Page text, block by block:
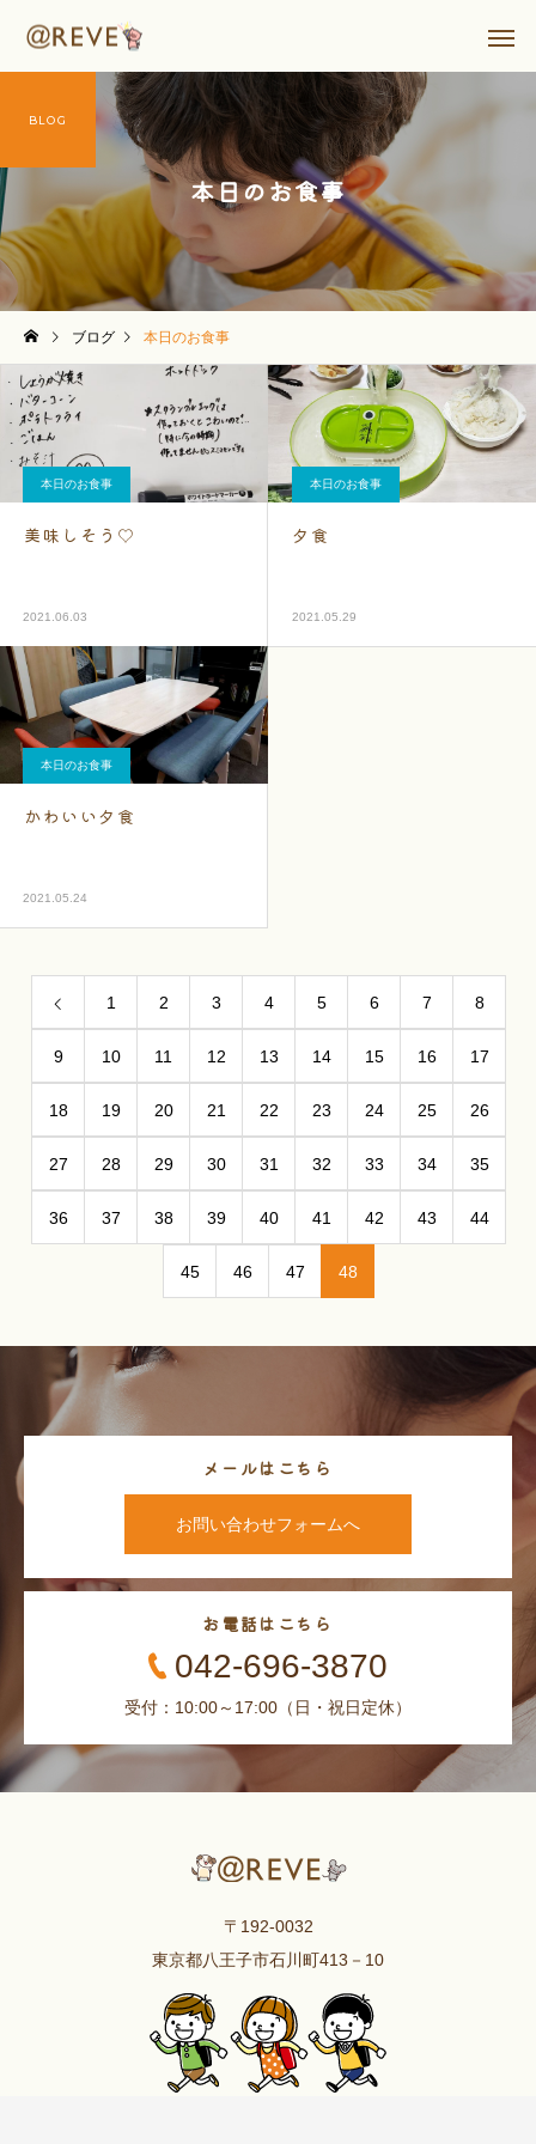
本日のお食事
BLOG
ブログ 本日のお食事
本日のお食事
美味しそう♡
2021.06.03
本日のお食事
夕食
2021.05.29
本日のお食事
かわいい夕食
2021.05.24
1 2 3 4 5 6 7 8
9 10 11 12 13 14 15 16 17
18 19 20 21 22 23 24 25 26
27 28 29 30 31 32 33 34 35
36 37 38 39 40 41 42 43 44
45 46 47 48
メールはこちら
お問い合わせフォームへ
お電話はこちら
042-696-3870
受付：10:00～17:00（日・祝日定休）
〒192-0032
東京都八王子市石川町413－10